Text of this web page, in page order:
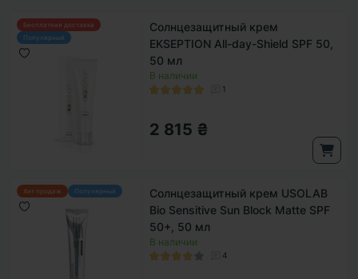
Бесплатная доставка
Популярный
Солнцезащитный крем
EKSEPTION All-day-Shield SPF 50,
50 мл
В наличии
1
2 815 ₴
Хит продаж Популярный
Солнцезащитный крем USOLAB
Bio Sensitive Sun Block Matte SPF
50+, 50 мл
В наличии
4